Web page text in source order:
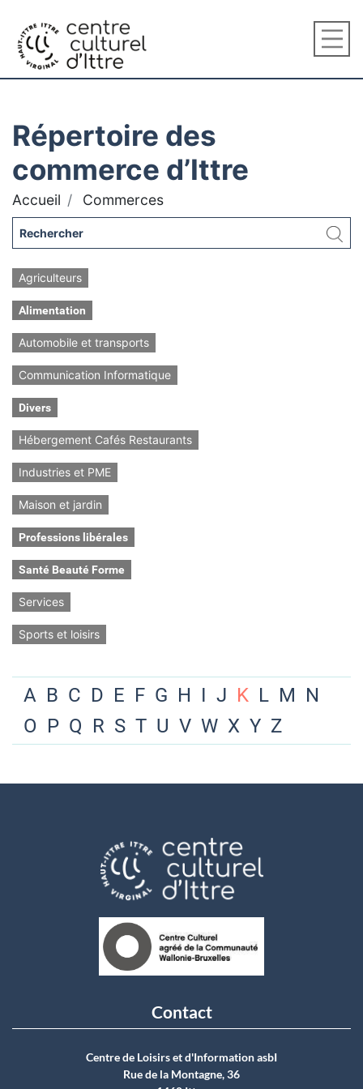
Répertoire des
commerce d’Ittre
Accueil Commerces
Agriculteurs
Alimentation
Automobile et transports
Communication Informatique
Divers
Hébergement Cafés Restaurants
Industries et PME
Maison et jardin
Professions libérales
Santé Beauté Forme
Services
Sports et loisirs
A B C D E F G H I J K L M N
O P Q R S T U V W X Y Z
Contact
Centre de Loisirs et d'Information asbI
Rue de la Montagne, 36